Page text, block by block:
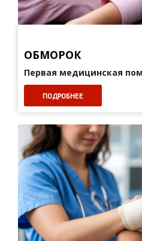
ОБМОРОК
Первая медицинская
ПОДРОБНЕЕ